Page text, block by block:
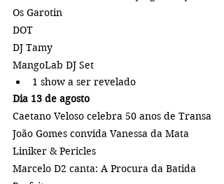
Os Garotin
DOT
DJ Tamy
MangoLab DJ Set
1 show a ser revelado
Dia 13 de agosto
Caetano Veloso celebra 50 anos de Transa
João Gomes convida Vanessa da Mata
Liniker & Pericles
Marcelo D2 canta: A Procura da Batida